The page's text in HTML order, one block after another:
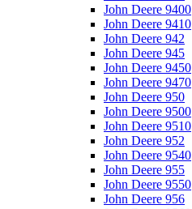
John Deere 9400
John Deere 9410
John Deere 942
John Deere 945
John Deere 9450
John Deere 9470
John Deere 950
John Deere 9500
John Deere 9510
John Deere 952
John Deere 9540
John Deere 955
John Deere 9550
John Deere 956